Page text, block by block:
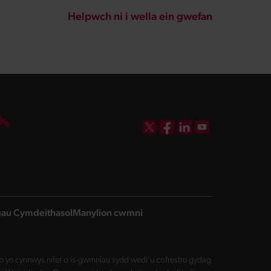
Helpwch ni i wella ein gwefan
CymdeithasolManylion cwmni
cynnwys nifer o is-gwmnïau sydd wedi'u cofrestru gydag